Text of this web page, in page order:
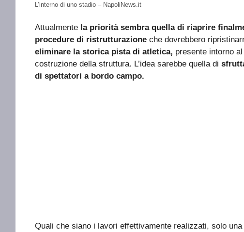
L’interno di uno stadio – NapoliNews.it
Attualmente la priorità sembra quella di riaprire
procedure di ristrutturazione che dovrebbero
eliminare la storica pista di atletica, presente intorno
costruzione della struttura. L’idea sarebbe quella di
di spettatori a bordo campo.
Quali che siano i lavori effettivamente realizzati, solo